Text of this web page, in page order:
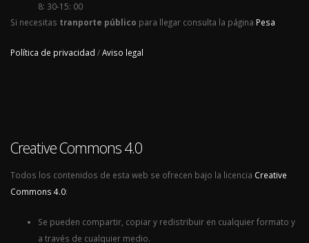
8: 30-15: 00
Si necesitas tranporte público para llegar consulta la página Pesa
Política de privacidad /Aviso legal
Creative Commons 4.0
Todos los contenidos de esta web se ofrecen bajo la licencia Creative
Commons 4.0:
Se pueden compartir, copiar y redistribuir en cualquier formato y
a través de cualquier medio.